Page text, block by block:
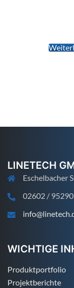
LINETECH
Eschelbacher
02602 /
WICHTIGE
Produktportfolio
Projektberichte